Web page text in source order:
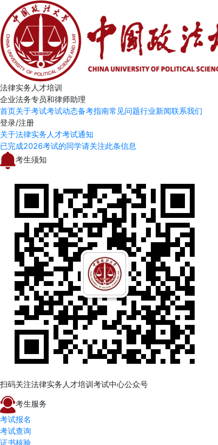
法律实务人才培训
企业法务专员和律师助理
首页关于考试考试动态备考指南常见问题行业新闻联系我们
登录/注册
关于法律实务人才考试通知
已完成2026考试的同学请关注此条信息
考生须知
扫码关注法律实务人才培训考试中心公众号
考生服务
考试报名
考试查询
证书核验